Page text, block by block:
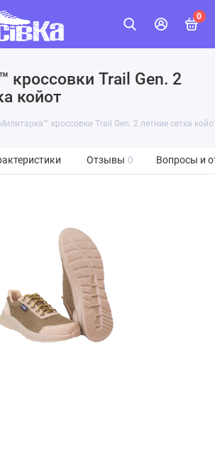
0
кроссовки Trail Gen. 2
койот
Милитарка™ кроссовки Trail Gen. 2 летние сетка
Отзывы 0 Вопросы и